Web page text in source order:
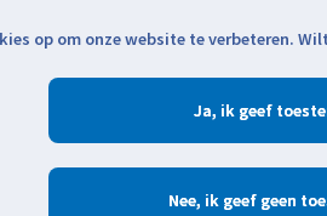
op om onze website te verbeteren.
Ja
Nee